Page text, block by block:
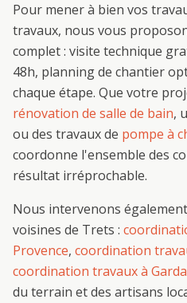
Pour mener à bien vos
travaux, nous vous
complet : visite technique
48h, planning de chantier
chaque étape. Que votre
rénovation de salle de bain,
ou des travaux de pompe à
coordonne l'ensemble des
résultat irréprochable.
Nous intervenons
voisines de Trets :
Provence, coordination
coordination travauxà
du terrain et des artisans